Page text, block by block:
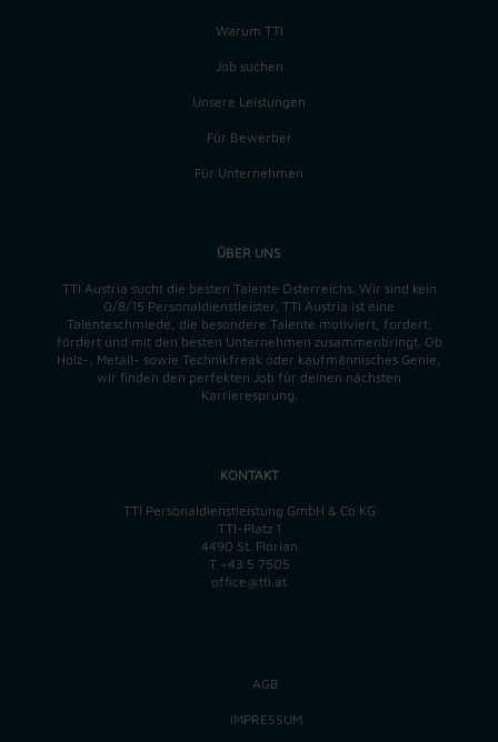
Warum TTI
Job suchen
Unsere Leistungen
Für Bewerber
Für Unternehmen
ÜBER UNS
TTI Austria sucht die besten Talente Österreichs. Wir sind kein
0/8/15 Personaldienstleister, TTI Austria ist eine
Talenteschmiede, die besondere Talente motiviert, fordert,
fördert und mit den besten Unternehmen zusammenbringt. Ob
Holz-, Metall- sowie Technikfreak oder kaufmännisches Genie,
wir finden den perfekten Job für deinen nächsten
Karrieresprung.
KONTAKT
TTI Personaldienstleistung GmbH & Co KG
TTI-Platz 1
4490 St. Florian
T +43 5 7505
office@tti.at
AGB
IMPRESSUM